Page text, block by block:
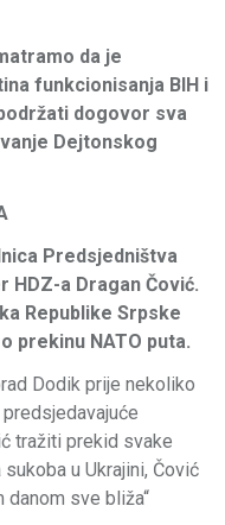
da je
funkcionisanja BIH i
dogovor sva
Dejtonskog
Predsjedništva
HDZ-a Dragan Čović.
Republike Srpske
prekinu NATO puta.
Dodik prije nekoliko
tražiti prekid svake
u Ukrajini, Čović
danom sve bliža“